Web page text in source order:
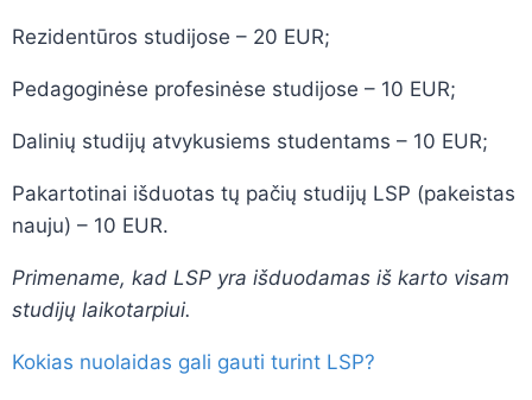
Rezidentūros studijose – 20 EUR;
Pedagoginėse profesinėse studijose – 10 EUR;
Dalinių studijų atvykusiems studentams – 10 EUR;
Pakartotinai išduotas tų pačių studijų LSP (pakeistas
nauju) – 10 EUR.
Primename, kad LSP yra išduodamas iš karto visam
studijų laikotarpiui.
Kokias nuolaidas gali gauti turint LSP?